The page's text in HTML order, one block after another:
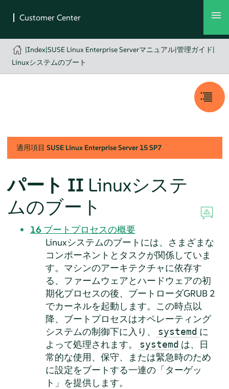
|Index|SUSE Linux Enterprise Serverマニュアル|管理ガイド|
Linuxシステムのブート
適用項目 SUSE Linux Enterprise Server 15 SP7
パート II Linuxシステ
ムのブート
16 ブートプロセスの概要
Linuxシステムのブートには、さまざまな
コンポーネントとタスクが関係していま
す。マシンのアーキテクチャに依存す
る、ファームウェアとハードウェアの初
期化プロセスの後、ブートローダGRUB 2
でカーネルを起動します。この時点以
降、ブートプロセスはオペレーティング
システムの制御下に入り、
systemd に
よって処理されます。
systemd は、日
常的な使用、保守、または緊急時のため
に設定をブートする一連の「ターゲッ
ト 」 を提供します。